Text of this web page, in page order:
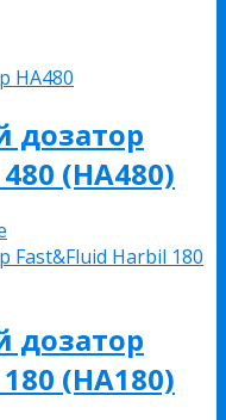
дозатор
(НА480)
дозатор
(HA180)